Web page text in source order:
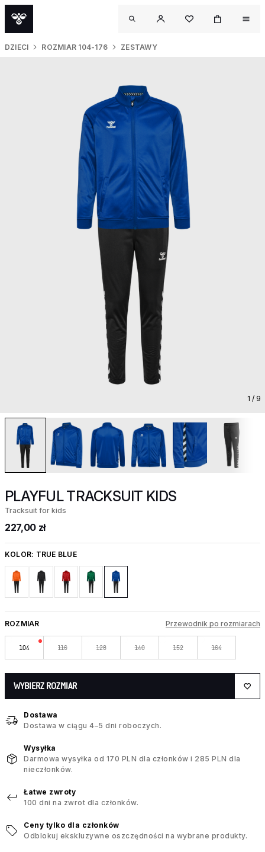
DZIECI ROZMIAR 104-176 ZESTAWY
1 / 9
PLAYFUL TRACKSUIT KIDS
Tracksuit for kids
227,00 zł
KOLOR: TRUE BLUE
ROZMIAR Przewodnik po rozmiarach
104 116 128 140 152 164
WYBIERZ ROZMIAR
Dostawa
Dostawa w ciągu 4–5 dni roboczych.
Wysyłka
Darmowa wysyłka od 170 PLN dla członków i 285 PLN dla
nieczłonków.
Łatwe zwroty
100 dni na zwrot dla członków.
Ceny tylko dla członków
Odblokuj ekskluzywne oszczędności na wybrane produkty.